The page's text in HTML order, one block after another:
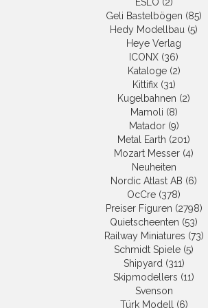
ESLO (2)
Geli Bastelbögen (85)
Hedy Modellbau (5)
Heye Verlag
ICONX (36)
Kataloge (2)
Kittifix (31)
Kugelbahnen (2)
Mamoli (8)
Matador (9)
Metal Earth (201)
Mozart Messer (4)
Neuheiten
Nordic Atlast AB (6)
OcCre (378)
Preiser Figuren (2798)
Quietscheenten (53)
Railway Miniatures (73)
Schmidt Spiele (5)
Shipyard (311)
Skipmodellers (11)
Svenson
Türk Modell (6)